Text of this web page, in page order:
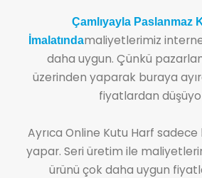
Çamlıyayla Paslanmaz
İmalatındamaliyetlerimiz
daha uygun. Çünkü
üzerinden yaparak buraya
fiyatlardan
Ayrıca Online Kutu Harf
yapar. Seri üretim ile
ürünü çok daha uygun